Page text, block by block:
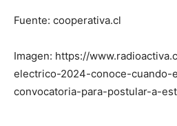
Fuente: cooperativa.cl
Imagen: https://
electrico-2024-conoce-cuando-
convocatoria-para-postular-a-